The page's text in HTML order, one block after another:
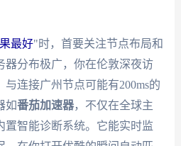
最好"时，首要关注节点布局和
器分布极广，你在伦敦深夜访
连接广州节点可能有200ms的
如番茄加速器，不仅在全球主
置智能诊断系统。它能实时监